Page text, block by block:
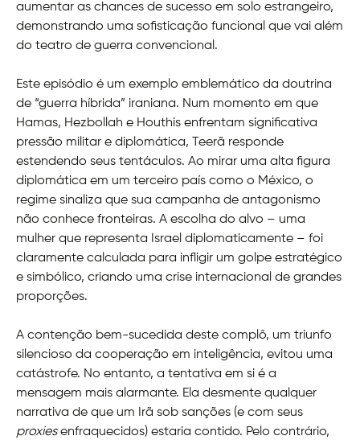
aumentar as chances de sucesso em solo estrangeiro,
demonstrando uma sofisticação funcional que vai além
do teatro de guerra convencional.
Este episódio é um exemplo emblemático da doutrina
de “guerra híbrida” iraniana. Num momento em que
Hamas, Hezbollah e Houthis enfrentam significativa
pressão militar e diplomática, Teerã responde
estendendo seus tentáculos. Ao mirar uma alta figura
diplomática em um terceiro país como o México, o
regime sinaliza que sua campanha de antagonismo
não conhece fronteiras. A escolha do alvo – uma
mulher que representa Israel diplomaticamente – foi
claramente calculada para infligir um golpe estratégico
e simbólico, criando uma crise internacional de grandes
proporções.
A contenção bem-sucedida deste complô, um triunfo
silencioso da cooperação em inteligência, evitou uma
catástrofe. No entanto, a tentativa em si é a
mensagem mais alarmante. Ela desmente qualquer
narrativa de que um Irã sob sanções (e com seus
proxiesenfraquecidos) estaria contido. Pelo contrário,